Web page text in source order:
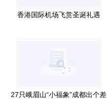
香港国际机场飞赏圣诞礼遇
27只峨眉山“小福象”成都出个差